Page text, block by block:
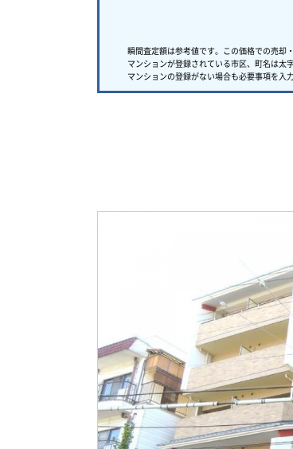
瞬間査定額は参考値です。この価格での売却
マンションが登録されている市区、町名は太
マンションの登録がない場合も必要事項を入